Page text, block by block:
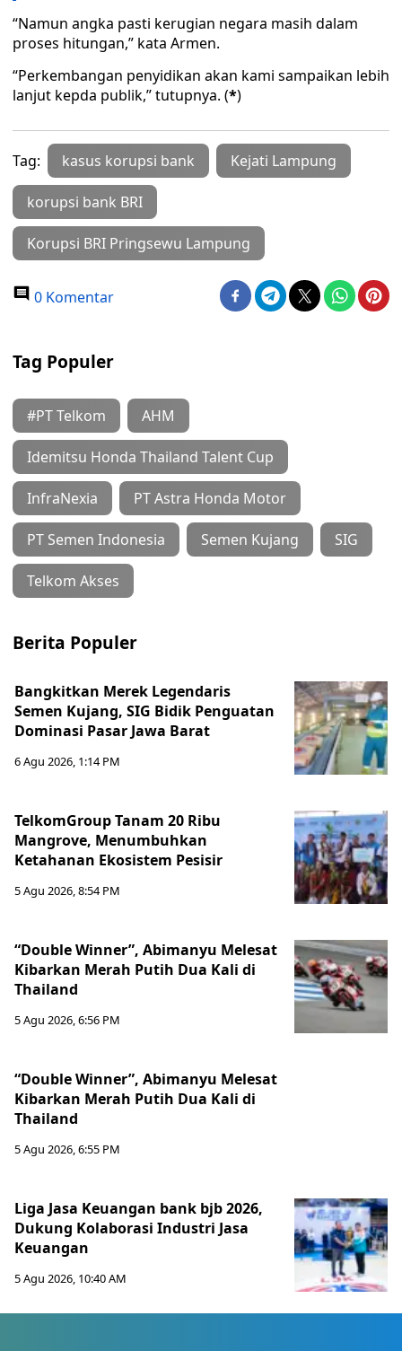
“Namun angka pasti kerugian negara masih dalam
proses hitungan,” kata Armen.
“Perkembangan penyidikan akan kami sampaikan lebih
lanjut kepda publik,” tutupnya. (*)
Tag: kasus korupsi bank Kejati Lampung
korupsi bank BRI
Korupsi BRI Pringsewu Lampung
0 Komentar
Tag Populer
#PT Telkom AHM
Idemitsu Honda Thailand Talent Cup
InfraNexia PT Astra Honda Motor
PT Semen Indonesia Semen Kujang SIG
Telkom Akses
Berita Populer
Bangkitkan Merek Legendaris
Semen Kujang, SIG Bidik Penguatan
Dominasi Pasar Jawa Barat
6 Agu 2026, 1:14 PM
TelkomGroup Tanam 20 Ribu
Mangrove, Menumbuhkan
Ketahanan Ekosistem Pesisir
5 Agu 2026, 8:54 PM
“Double Winner”, Abimanyu Melesat
Kibarkan Merah Putih Dua Kali di
Thailand
5 Agu 2026, 6:56 PM
“Double Winner”, Abimanyu Melesat
Kibarkan Merah Putih Dua Kali di
Thailand
5 Agu 2026, 6:55 PM
Liga Jasa Keuangan bank bjb 2026,
Dukung Kolaborasi Industri Jasa
Keuangan
5 Agu 2026, 10:40 AM